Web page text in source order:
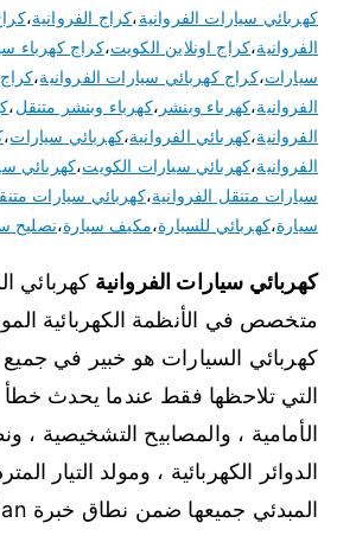
كهربائي سيارات الفروانية،كراج الفروانية،
الفروانية،كراج اونلاين الكويت،كراج كهرباء
سيارات،كراج كهربائي سيارات الفروانية،
الفروانية،كهرباء وبنشر ،كهرباء وبنشر متنقل،
الفروانية،كهربائي الفروانية،كهربائي سيارات،
الفروانية،كهربائي سيارات الكويت،كهربائي
سيارات متنقل الفروانية،كهربائي سيارات
سيارة،كهربائي للسيارة،مكيف سيارة،نصليح
كهربائي سيارات الفروانية كهربائي
متخصص في الأنظمة الكهربائية
كهربائي السيارات هو خبير في
التي تلاحظها فقط عندما يحدث خطأ
الأمامية ، والمصابيح التشخيصية ،
الدوائر الكهربائية ، ومولد التيار
المبدئي جميعها ضمن نطاق خبرة Auto Electrician.